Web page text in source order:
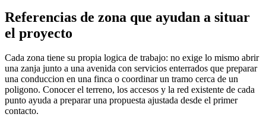
Referencias de zona que ayudan a situar
el proyecto
Cada zona tiene su propia logica de trabajo: no exige lo mismo abrir
una zanja junto a una avenida con servicios enterrados que preparar
una conduccion en una finca o coordinar un tramo cerca de un
poligono. Conocer el terreno, los accesos y la red existente de cada
punto ayuda a preparar una propuesta ajustada desde el primer
contacto.